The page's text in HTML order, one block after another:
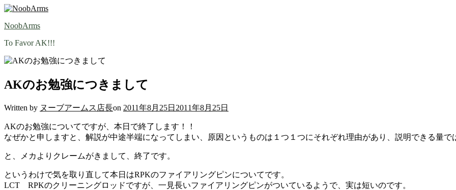
Skip
content
NoobArms
To Favor AK!!!
AKのお勉強につきまして
Written by ヌーブアームス店長on 2011年8月25日 2011年8月25日
AKのお勉強についてですが、本日で終了します！！
なぜかと申しますと、解説が中途半端になってしまい、原因というものは１つ１つにそれぞれ理由があり、説明できる量で
と、メカよりクレームがきまして、終了です。
というわけで気を取り直して本日はRPKのファイアリングピンについてです。
LCT RPKのクリーニングロッドですが、一見長いファイアリングピンがついているようで、実は短いのです。